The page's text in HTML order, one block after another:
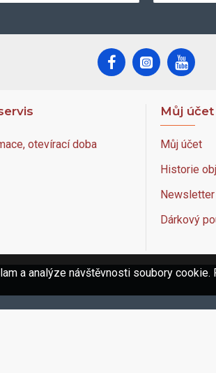
otevírací doba
Můj účet
Můj účet
Historie
Newsletter
Dárkový
a analýze návštěvnosti soubory